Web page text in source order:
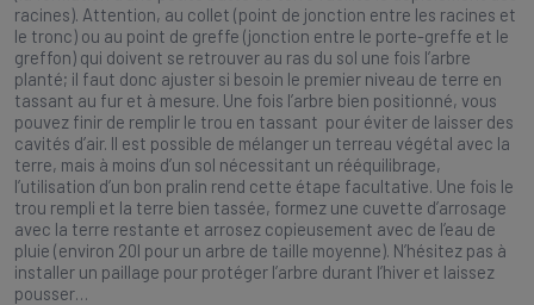
racines). Attention, au collet (point de jonction entre les racines et
le tronc) ou au point de greffe (jonction entre le porte-greffe et le
greffon) qui doivent se retrouver au ras du sol une fois l’arbre
planté; il faut donc ajuster si besoin le premier niveau de terre en
tassant au fur et à mesure. Une fois l’arbre bien positionné, vous
pouvez finir de remplir le trou en tassant pour éviter de laisser des
cavités d’air. Il est possible de mélanger un terreau végétal avec la
terre, mais à moins d’un sol nécessitant un rééquilibrage,
l’utilisation d’un bon pralin rend cette étape facultative. Une fois le
trou rempli et la terre bien tassée, formez une cuvette d’arrosage
avec la terre restante et arrosez copieusement avec de l’eau de
pluie (environ 20l pour un arbre de taille moyenne). N’hésitez pas à
installer un paillage pour protéger l’arbre durant l’hiver et laissez
pousser…